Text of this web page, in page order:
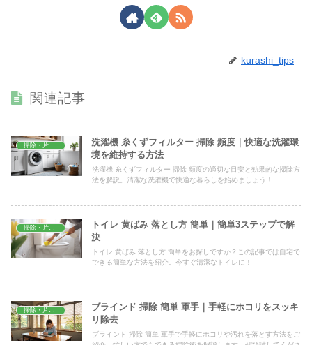
kurashi_tips
関連記事
洗濯機 糸くずフィルター 掃除 頻度｜快適な洗濯環
境を維持する方法
洗濯機 糸くずフィルター 掃除 頻度の適切な目安と効果的な掃除方
法を解説。清潔な洗濯機で快適な暮らしを始めましょう！
トイレ 黄ばみ 落とし方 簡単｜簡単3ステップで解
決
トイレ 黄ばみ 落とし方 簡単をお探しですか？この記事では自宅で
できる簡単な方法を紹介。今すぐ清潔なトイレに！
ブラインド 掃除 簡単 軍手｜手軽にホコリをスッキ
リ除去
ブラインド 掃除 簡単 軍手で手軽にホコリや汚れを落とす方法をご